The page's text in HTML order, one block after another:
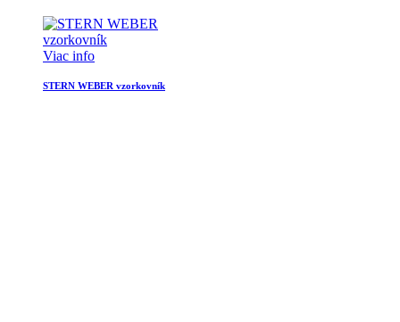
Viac info
STERN WEBER vzorkovník